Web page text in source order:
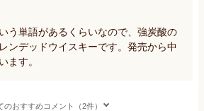
う単語があるくらいなので、強炭酸の
ンデッドウイスキーです。発売から中
ます。
のおすすめコメント（2件）